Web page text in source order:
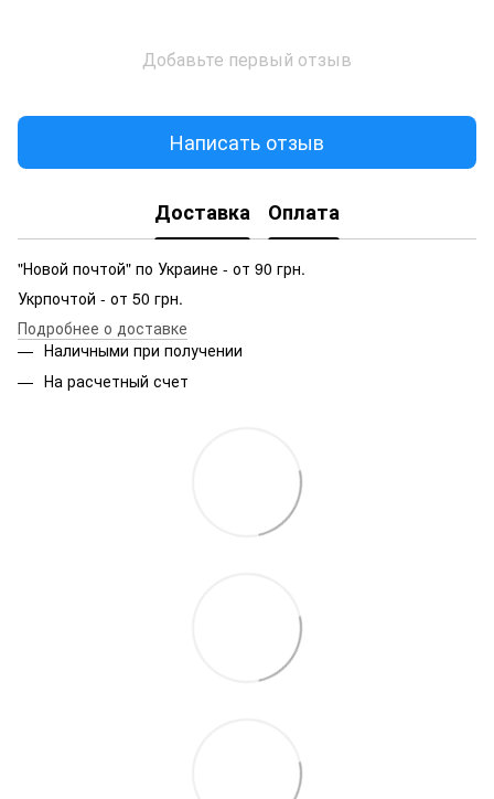
Добавьте первый отзыв
Написать отзыв
Доставка Оплата
"Новой почтой" по Украине - от 90 грн.
Укрпочтой - от 50 грн.
Подробнее о доставке
Наличными при получении
На расчетный счет